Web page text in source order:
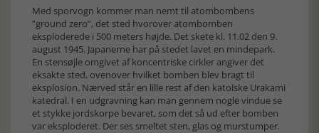
Med sporvogn kommer man nemt til atombombens
”ground zero”, det sted hvorover atombomben
eksploderede i 500 meters højde. Det skete kl. 11.02 den 9.
august 1945. Japanerne har på stedet lavet en mindepark.
En stensøjle omgivet af koncentriske cirkler angiver det
eksakte sted, ovenover hvilket bomben blev bragt til
eksplosion. Nærved står en lille rest af den katolske Urakami
katedral. I en udgravning kan man gennem nogle vindue se
et stykke jordskorpe bevaret, som det så ud efter bomben
var eksploderet. Der ses smeltet sten, glas og murstumper.